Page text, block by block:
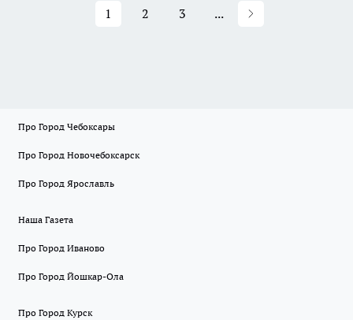
1 2 3 ...
Про Город Чебоксары
Про Город Новочебоксарск
Про Город Ярославль
Наша Газета
Про Город Иваново
Про Город Йошкар-Ола
Про Город Курск